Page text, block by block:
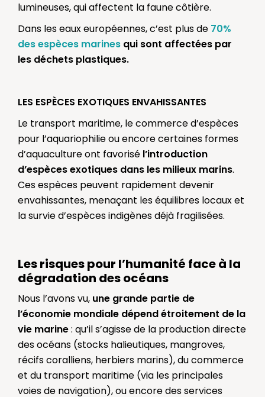
lumineuses, qui affectent la faune côtière.
Dans les eaux européennes, c’est plus de 70%
des espèces marines qui sont affectées par
les déchets plastiques.
LES ESPÈCES EXOTIQUES ENVAHISSANTES
Le transport maritime, le commerce d’espèces
pour l’aquariophilie ou encore certaines formes
d’aquaculture ont favorisé l’introduction
d’espèces exotiques dans les milieux marins.
Ces espèces peuvent rapidement devenir
envahissantes, menaçant les équilibres locaux et
la survie d’espèces indigènes déjà fragilisées.
Les risques pour l’humanité face à la
dégradation des océans
Nous l’avons vu, une grande partie de
l’économie mondiale dépend étroitement de la
vie marine: qu’il s’agisse de la production directe
des océans (stocks halieutiques, mangroves,
récifs coralliens, herbiers marins), du commerce
et du transport maritime (via les principales
voies de navigation), ou encore des services